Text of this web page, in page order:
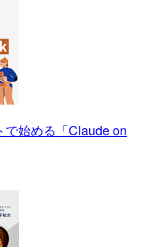
で始める「Claude on